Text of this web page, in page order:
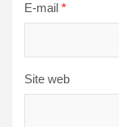
E-mail *
Site web